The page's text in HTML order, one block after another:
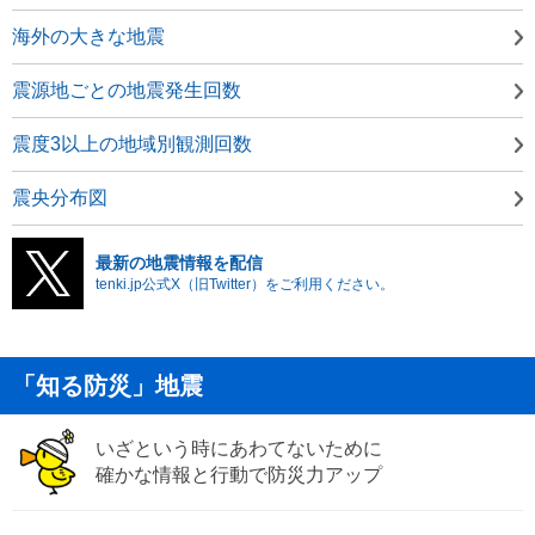
海外の大きな地震
震源地ごとの地震発生回数
震度3以上の地域別観測回数
震央分布図
最新の地震情報を配信
tenki.jp公式X（旧Twitter）をご利用ください。
「知る防災」地震
いざという時にあわてないために
確かな情報と行動で防災力アップ